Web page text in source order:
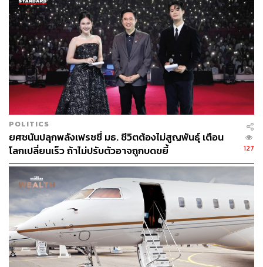
POLITICS
ยศชนันปลุกพลังเฟรชชี่ มธ. ชีวิตต้องไม่สูญพันธุ์ เตือน
โลกเปลี่ยนเร็ว ถ้าไม่ปรับตัวอาจถูกบดขยี้
127